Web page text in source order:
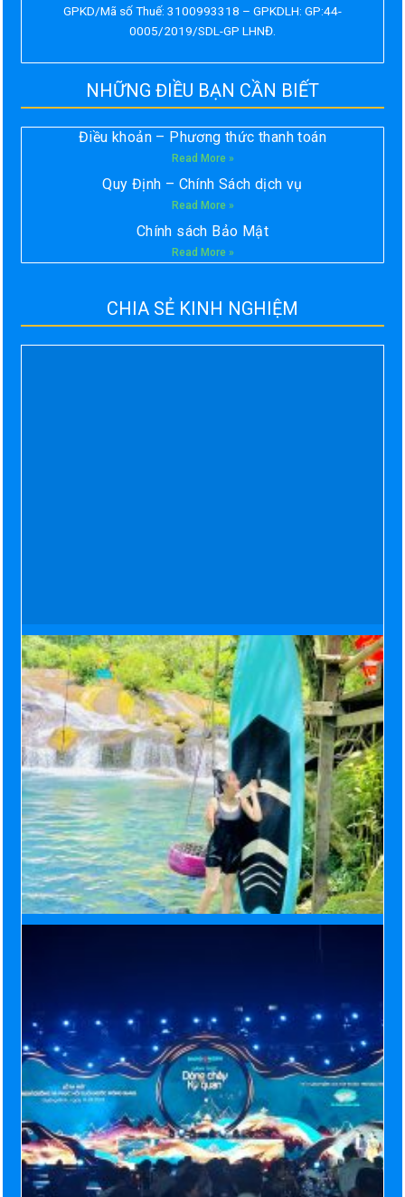
GPKD/Mã số Thuế: 3100993318 – GPKDLH: GP:44-
0005/2019/SDL-GP LHNĐ.
NHỮNG ĐIỀU BẠN CẦN BIẾT
Điều khoản – Phương thức thanh toán
Read More »
Quy Định – Chính Sách dịch vụ
Read More »
Chính sách Bảo Mật
Read More »
CHIA SẺ KINH NGHIỆM